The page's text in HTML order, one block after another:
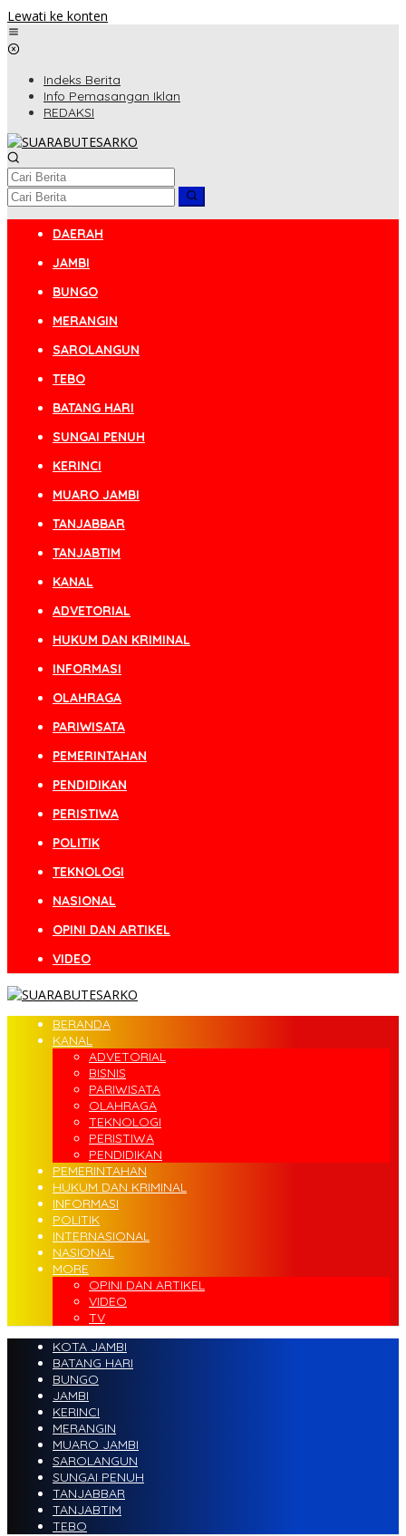
Lewati ke konten
Indeks Berita
Info Pemasangan Iklan
REDAKSI
DAERAH
JAMBI
BUNGO
MERANGIN
SAROLANGUN
TEBO
BATANG HARI
SUNGAI PENUH
KERINCI
MUARO JAMBI
TANJABBAR
TANJABTIM
KANAL
ADVETORIAL
HUKUM DAN KRIMINAL
INFORMASI
OLAHRAGA
PARIWISATA
PEMERINTAHAN
PENDIDIKAN
PERISTIWA
POLITIK
TEKNOLOGI
NASIONAL
OPINI DAN ARTIKEL
VIDEO
BERANDA
KANAL
ADVETORIAL
BISNIS
PARIWISATA
OLAHRAGA
TEKNOLOGI
PERISTIWA
PENDIDIKAN
PEMERINTAHAN
HUKUM DAN KRIMINAL
INFORMASI
POLITIK
INTERNASIONAL
NASIONAL
MORE
OPINI DAN ARTIKEL
VIDEO
TV
KOTA JAMBI
BATANG HARI
BUNGO
JAMBI
KERINCI
MERANGIN
MUARO JAMBI
SAROLANGUN
SUNGAI PENUH
TANJABBAR
TANJABTIM
TEBO